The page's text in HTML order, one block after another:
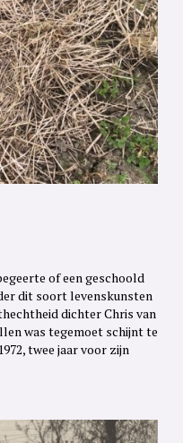
of een geschoold
dit soort levenskunsten
dichter Chris van
was tegemoet schijnt te
twee jaar voor zijn